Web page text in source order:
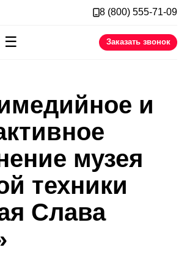
8 (800) 555-71-09
☰ Заказать звонок
и
музея
техники
Слава